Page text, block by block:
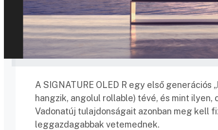
A SIGNATURE OLED R egy első
hangzik, angolul rollable) tévé, és mint
Vadonatúj tulajdonságait azonban meg kell
leggazdagabbak vetemednek.